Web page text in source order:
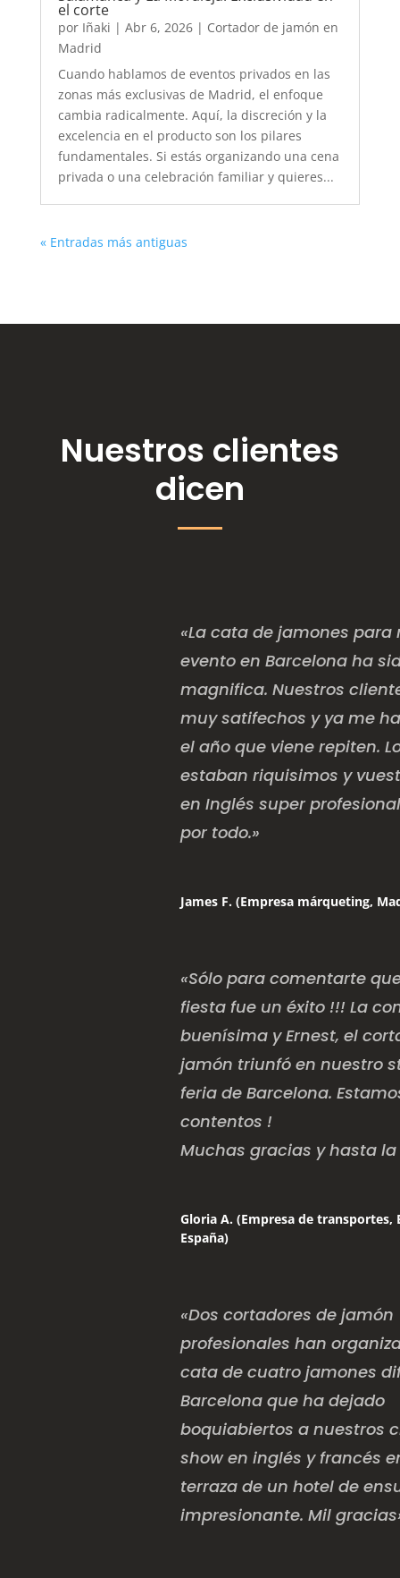
el corte
por Iñaki | Abr 6, 2026| Cortador de jamón en
Madrid
Cuando hablamos de eventos privados en las
zonas más exclusivas de Madrid, el enfoque
cambia radicalmente. Aquí, la discreción y la
excelencia en el producto son los pilares
fundamentales. Si estás organizando una cena
privada o una celebración familiar y quieres...
« Entradas más antiguas
Nuestros clientes
dicen
«La cata de jamones para
evento en Barcelona ha
magnifica. Nuestros
muy satifechos y ya me
el año que viene repiten.
estaban riquisimos y
en Inglés super
por todo.»
James F. (Empresa márqueting,
«Sólo para comentarte
fiesta fue un éxito !!! La
buenísima y Ernest, el
jamón triunfó en nuestro
feria de Barcelona.
contentos !
Muchas gracias y hasta
Gloria A. (Empresa de transportes,
España)
«Dos cortadores de jamón
profesionales han
cata de cuatro jamones
Barcelona que ha dejado
boquiabiertos a nuestros
show en inglés y francés
terraza de un hotel de
impresionante. Mil